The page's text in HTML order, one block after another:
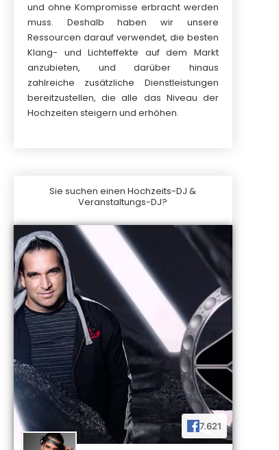
und ohne Kompromisse erbracht werden
muss. Deshalb haben wir unsere
Ressourcen darauf verwendet, die besten
Klang- und Lichteffekte auf dem Markt
anzubieten, und darüber hinaus
zahlreiche zusätzliche Dienstleistungen
bereitzustellen, die alle das Niveau der
Hochzeiten steigern und erhöhen.
Sie suchen einen Hochzeits-DJ &
Veranstaltungs-DJ?
7.621